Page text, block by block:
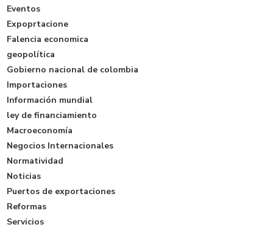
Eventos
Expoprtacione
Falencia economica
geopolítica
Gobierno nacional de colombia
Importaciones
Información mundial
ley de financiamiento
Macroeconomía
Negocios Internacionales
Normatividad
Noticias
Puertos de exportaciones
Reformas
Servicios